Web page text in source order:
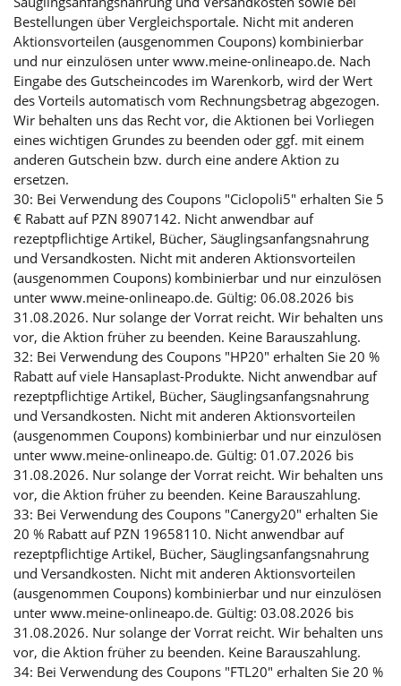
Bestellungen über Vergleichsportale. Nicht mit anderen
Aktionsvorteilen (ausgenommen Coupons) kombinierbar
und nur einzulösen unter www.meine-onlineapo.de. Nach
Eingabe des Gutscheincodes im Warenkorb, wird der Wert
des Vorteils automatisch vom Rechnungsbetrag abgezogen.
Wir behalten uns das Recht vor, die Aktionen bei Vorliegen
eines wichtigen Grundes zu beenden oder ggf. mit einem
anderen Gutschein bzw. durch eine andere Aktion zu
ersetzen.
30: Bei Verwendung des Coupons "Ciclopoli5" erhalten Sie 5
€ Rabatt auf PZN 8907142. Nicht anwendbar auf
rezeptpflichtige Artikel, Bücher, Säuglingsanfangsnahrung
und Versandkosten. Nicht mit anderen Aktionsvorteilen
(ausgenommen Coupons) kombinierbar und nur einzulösen
unter www.meine-onlineapo.de. Gültig: 06.08.2026 bis
31.08.2026. Nur solange der Vorrat reicht. Wir behalten uns
vor, die Aktion früher zu beenden. Keine Barauszahlung.
32: Bei Verwendung des Coupons "HP20" erhalten Sie 20 %
Rabatt auf viele Hansaplast-Produkte. Nicht anwendbar auf
rezeptpflichtige Artikel, Bücher, Säuglingsanfangsnahrung
und Versandkosten. Nicht mit anderen Aktionsvorteilen
(ausgenommen Coupons) kombinierbar und nur einzulösen
unter www.meine-onlineapo.de. Gültig: 01.07.2026 bis
31.08.2026. Nur solange der Vorrat reicht. Wir behalten uns
vor, die Aktion früher zu beenden. Keine Barauszahlung.
33: Bei Verwendung des Coupons "Canergy20" erhalten Sie
20 % Rabatt auf PZN 19658110. Nicht anwendbar auf
rezeptpflichtige Artikel, Bücher, Säuglingsanfangsnahrung
und Versandkosten. Nicht mit anderen Aktionsvorteilen
(ausgenommen Coupons) kombinierbar und nur einzulösen
unter www.meine-onlineapo.de. Gültig: 03.08.2026 bis
31.08.2026. Nur solange der Vorrat reicht. Wir behalten uns
vor, die Aktion früher zu beenden. Keine Barauszahlung.
34: Bei Verwendung des Coupons "FTL20" erhalten Sie 20 %